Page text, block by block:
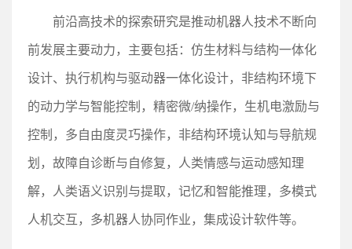
前沿高技术的探索研究是推动机器人技术不断向
前发展主要动力，主要包括：仿生材料与结构一体化
设计、执行机构与驱动器一体化设计，非结构环境下
的动力学与智能控制，精密微/纳操作，生机电激励与
控制，多自由度灵巧操作，非结构环境认知与导航规
划，故障自诊断与自修复，人类情感与运动感知理
解，人类语义识别与提取，记忆和智能推理，多模式
人机交互，多机器人协同作业，集成设计软件等。